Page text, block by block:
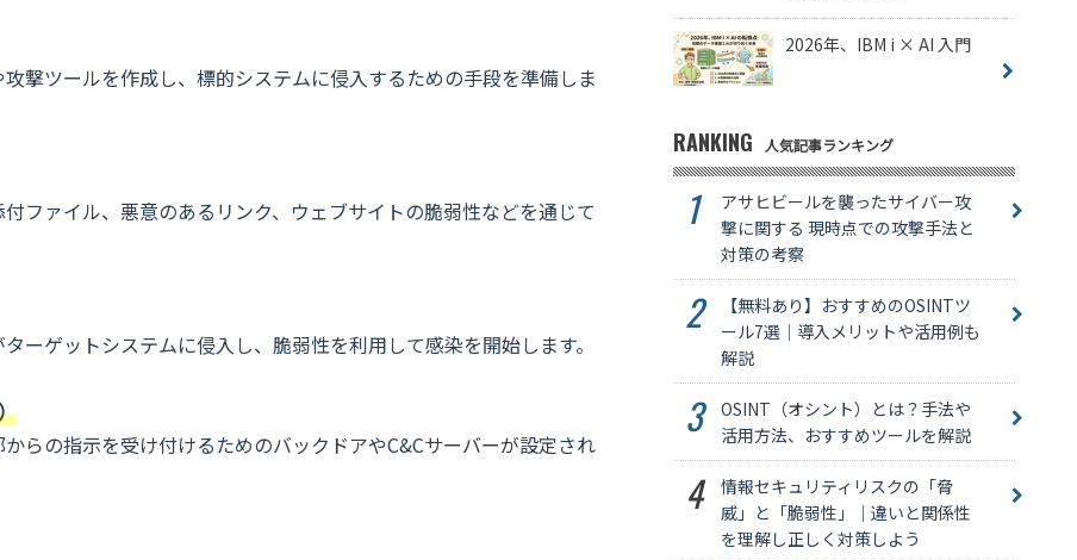
撃ツールを作成し、標的システムに侵入するための手段を準備しま
ファイル、悪意のあるリンク、ウェブサイトの脆弱性などを通じて
ーゲットシステムに侵入し、脆弱性を利用して感染を開始します。
らの指示を受け付けるためのバックドアやC&Cサーバーが設定され
2026年、IBM i × AI 入門
RANKING 人気記事ランキング
アサヒビールを襲ったサイバー攻
撃に関する 現時点での攻撃手法と
対策の考察
【無料あり】おすすめのOSINTツ
ール7選｜導入メリットや活用例も
解説
OSINT（オシント）とは？手法や
活用方法、おすすめツールを解説
情報セキュリティリスクの「脅
威」と「脆弱性」｜違いと関係性
を理解し正しく対策しよう